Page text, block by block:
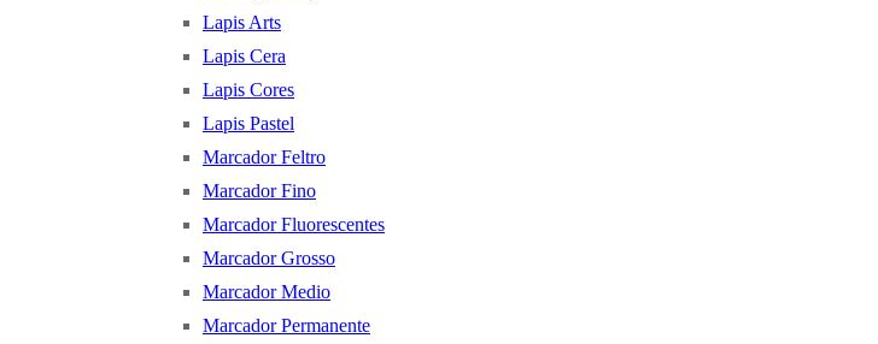
Lapis Arts
Lapis Cera
Lapis Cores
Lapis Pastel
Marcador Feltro
Marcador Fino
Marcador Fluorescentes
Marcador Grosso
Marcador Medio
Marcador Permanente